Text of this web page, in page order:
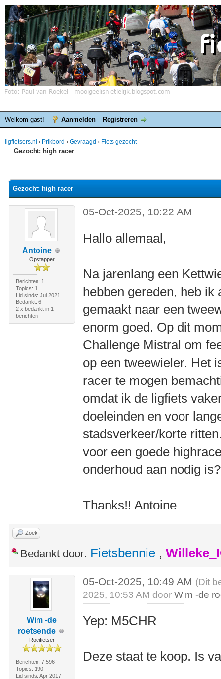
Welkom gast! Aanmelden Registreren
ligfietsers.nl › Prikbord › Gevraagd › Fiets gezocht
Gezocht: high racer
Gezocht: high racer
Antoine
Opstapper
Berichten: 1
Topics: 1
Lid sinds: Jul 2021
Bedankt: 6
2 x bedankt in 1
berichten
05-Oct-2025, 10:22 AM
Hallo allemaal,
Na jarenlang een
hebben gereden, heb ik
gemaakt naar een
enorm goed. Op dit
Challenge Mistral om
op een tweewieler. Het
racer te mogen
omdat ik de ligfiets
doeleinden en voor
stadsverkeer/korte
voor een goede
onderhoud aan nodig
Thanks!! Antoine
Zoek
Bedankt door: Fietsbennie ,
Wim -de
roetsende
Roeifietser
Berichten: 7.596
Topics: 190
Lid sinds: Apr 2017
05-Oct-2025, 10:49 AM (Dit
2025, 10:53 AM doorWim -de
Yep: M5CHR
Deze staat te koop. Is